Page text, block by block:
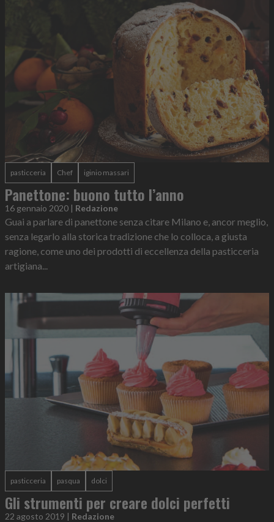
pasticceria Chef iginio massari
Panettone: buono tutto l’anno
16 gennaio 2020 | Redazione
Guai a parlare di panettone senza citare Milano e, ancor meglio,
senza legarlo alla storica tradizione che lo colloca, a giusta
ragione, come uno dei prodotti di eccellenza della pasticceria
artigiana...
pasticceria pasqua dolci
Gli strumenti per creare dolci perfetti
22 agosto 2019 | Redazione